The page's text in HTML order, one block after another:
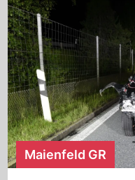
veröffentlicht:
Maienfeld GR